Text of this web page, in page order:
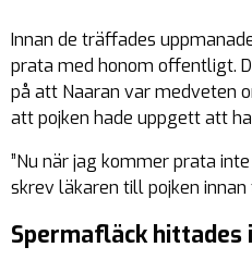
Innan de träffades
prata med honom offentligt.
på att Naaran var medveten
att pojken hade uppgett att
”Nu när jag kommer prata
skrev läkaren till pojken
Spermafläck hittades